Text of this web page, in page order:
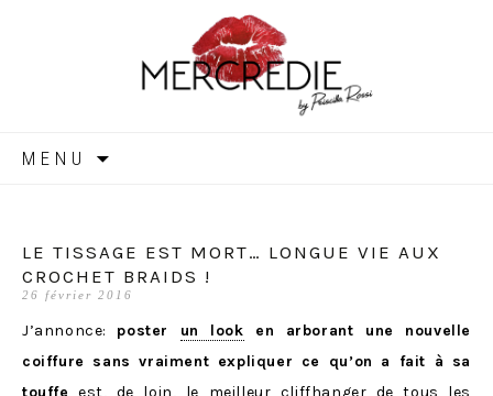
MERCREDIE
MENU
LE TISSAGE EST MORT… LONGUE VIE AUX
CROCHET BRAIDS !
26 février 2016
J’annonce: poster un look en arborant une nouvelle
coiffure sans vraiment expliquer ce qu’on a fait à sa
touffe est, de loin, le meilleur cliffhanger de tous les